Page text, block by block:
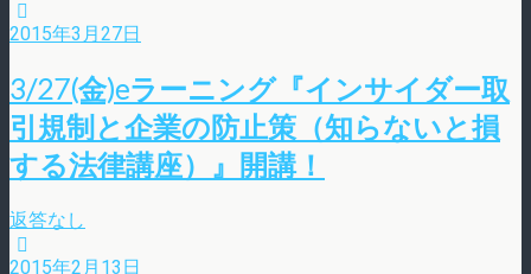
2015年3月27日
3/27(金)eラーニング『インサイダー取
引規制と企業の防止策（知らないと損
する法律講座）』開講！
返答なし
2015年2月13日